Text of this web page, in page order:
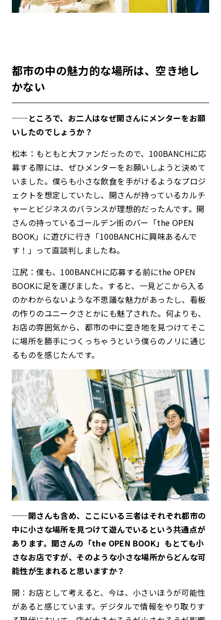
都市の中の魅力的な場所は、空き地し
かない
──ところで、お二人はなぜ開さんにメンターをお願
いしたのでしょうか？
松本：もともと大ファンだったので、100BANCHに応
募する際には、ぜひメンターをお願いしようと決めて
いました。僕らも小さな飲食を手がけるようなプロジ
ェクトを想定していたし、開さんが持っているカルチ
ャーとビジネスのバランスが理想的だったんです。開
さんの持っているゴールデン街のバー「the OPEN
BOOK」に遊びに行き「100BANCHに興味あるんで
す！」って直談判しましたね。
江尻：僕も、100BANCHに応募する前にthe OPEN
BOOKに足を運びました。すると、一見どこから入る
のかわからないような不思議な魅力があったし、看板
の作りのユニークさとかにも魅了された。何よりも、
お店の雰囲気から、都市の中に空き地を見つけてそこ
に場所を勝手につくっちゃうという僕らのノリに通じ
るものを感じたんです。
──開さんも含め、ここにいる三者はそれぞれ都市の
中に小さな場所を見つけて遊んでいるという共通点が
あります。開さんの「the OPEN BOOK」もとても小
さなお店ですが、そのような小さな場所からどんな可
能性が生まれると思いますか？
開：お店として考えると、今は、小さいほうが可能性
があると感じています。デジタルで情報をやり取りす